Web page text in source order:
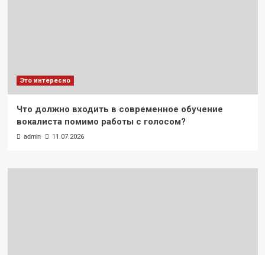
Это интересно
Что должно входить в современное обучение
вокалиста помимо работы с голосом?
admin 11.07.2026